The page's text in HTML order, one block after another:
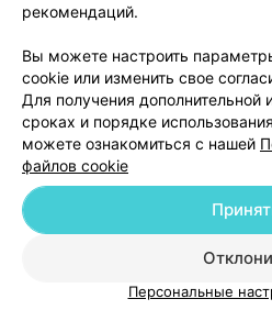
Обработка
© 2026 ООО «Артокс Лаб», УНП 191700409
Служба поддержки
рекомендаций.
Вы можете настроить
cookie или изменить свое
Для получения дополнительной
сроках и порядке
можете ознакомиться с нашей
файлов cookie
Персональные